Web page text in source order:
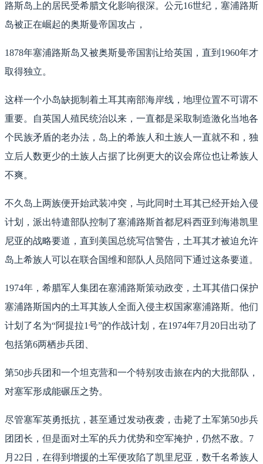
路斯岛上的居民受希腊文化影响很深。公元16世纪，塞浦路斯
岛被正在崛起的奥斯曼帝国攻占，
1878年塞浦路斯岛又被奥斯曼帝国割让给英国，直到1960年才
取得独立。
这样一个小岛缺扼制着土耳其南部海岸线，地理位置不可谓不
重要。自英国人殖民统治以来，一直都是采取制造激化当地各
个民族矛盾的老办法，岛上的希族人和土族人一直就不和，独
立后人数更少的土族人占据了比例更大的议会席位也让希族人
不爽。
不久岛上两族便开始武装冲突，与此同时土耳其已经开始入侵
计划，派出特遣部队控制了塞浦路斯首都尼科西亚到海港凯里
尼亚的战略要道，直到美国总统写信警告，土耳其才被迫允许
岛上希族人可以在联合国维和部队人员陪同下通过这条要道。
1974年，希腊军人集团在塞浦路斯策动政变，土耳其借口保护
塞浦路斯国内的土耳其族人全面入侵主权国家塞浦路斯。他们
计划了名为“阿提拉1号”的作战计划，在1974年7月20日出动了
包括第6两栖步兵团、
第50步兵团和一个坦克营和一个特别攻击旅在内的大批部队，
对塞军形成能碾压之势。
尽管塞军英勇抵抗，甚至通过发动夜袭，击毙了土军第50步兵
团团长，但是面对土军的兵力优势和空军掩护，仍然不敌。7
月22日，在得到增援的土军便攻陷了凯里尼亚，数千名希族人